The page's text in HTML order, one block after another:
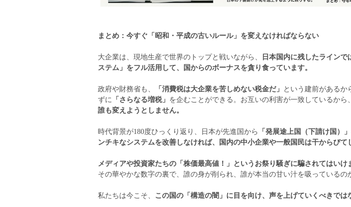
まとめ：今すぐ「昭和・平成の古いルール」を変えなければならない
大企業は、現地生産で世界のトップと戦いながら、
日本国内に残したライン
ステム」をフル活用して、国からのボーナスを貪り食っています。
政府や財務省も、 「消費税は大企業を苦しめない税金だ」 という建前があるか
ずに
「さらなる増税」 を企むことができる。お互いの利害が一致しているから、
誰も変えようとしません。
時代背景が180度ひっくり返り、日本が先進国から
「発展途上国（下請け国）
ンチキなシステムを改善しなければ、国内の中小企業や一般国民は干からびて
メディアや投資家たちの「株価最高値！」というお祭り騒ぎに騙されてはいけ
その華やかな数字の裏で、誰の身が削られ、誰が本当の甘い汁を吸っているの
私たちは今こそ、 この国の「構造の闇」に目を向け、声を上げていくべきでは